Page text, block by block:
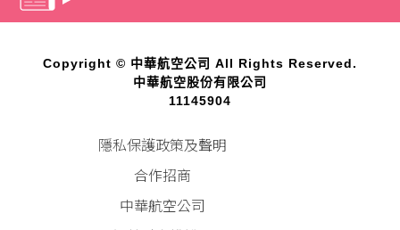
Copyright © 中華航空公司 All Rights Reserved.
中華航空股份有限公司
11145904
隱私保護政策及聲明
合作招商
中華航空公司